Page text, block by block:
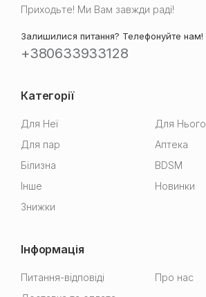
Приходьте! Ми Вам завжди раді!
Залишилися питання? Телефонуйте нам!
+380633933128
Категорії
Для Неї
Для Нього
Для пар
Аптека
Білизна
BDSM
Інше
Новинки
Знижки
Інформація
Питання-відповіді
Про нас